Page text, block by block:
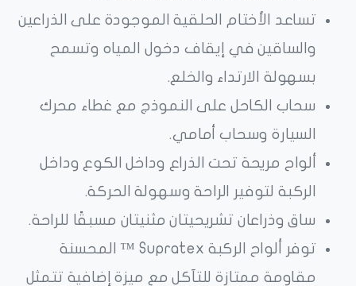
تساعد الأختام الحلقية الموجودة على الذراعين
والساقين في إيقاف دخول المياه وتسمح
بسهولة الارتداء والخلع.
سحاب الكاحل على النموذج مع غطاء محرك
السيارة وسحاب أمامي.
ألواح مريحة تحت الذراع وداخل الكوع وداخل
الركبة لتوفير الراحة وسهولة الحركة.
ساق وذراعان تشريحيتان مثنيتان مسبقًا للراحة.
توفر ألواح الركبة Supratex ™ المحسنة
مقاومة ممتازة للتآكل مع ميزة إضافية تتمثل